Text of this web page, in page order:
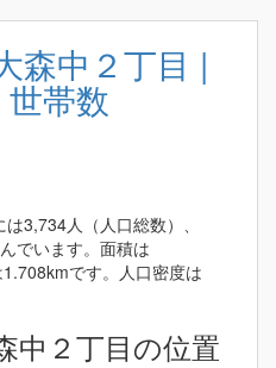
森中２丁目 |
帯数
3,734人（人口総数）、
でいます。面積は
です。人口密度は
中２丁目の位置